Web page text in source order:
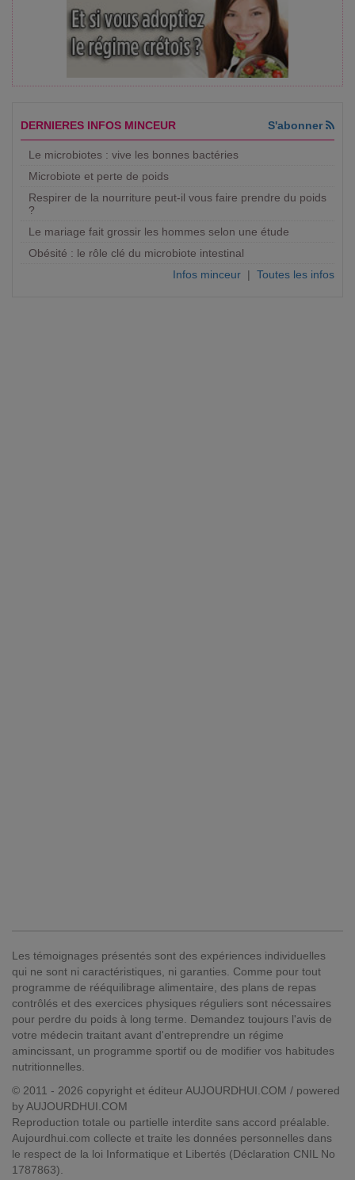
DERNIERES INFOS MINCEUR S'abonner
Le microbiotes : vive les bonnes bactéries
Microbiote et perte de poids
Respirer de la nourriture peut-il vous faire prendre du poids
?
Le mariage fait grossir les hommes selon une étude
Obésité : le rôle clé du microbiote intestinal
Infos minceur | Toutes les infos
Les témoignages présentés sont des expériences individuelles
qui ne sont ni caractéristiques, ni garanties. Comme pour tout
programme de rééquilibrage alimentaire, des plans de repas
contrôlés et des exercices physiques réguliers sont nécessaires
pour perdre du poids à long terme. Demandez toujours l'avis de
votre médecin traitant avant d'entreprendre un régime
amincissant, un programme sportif ou de modifier vos habitudes
nutritionnelles.
© 2011 - 2026 copyright et éditeur AUJOURDHUI.COM / powered
by AUJOURDHUI.COM
Reproduction totale ou partielle interdite sans accord préalable.
Aujourdhui.com collecte et traite les données personnelles dans
le respect de la loi Informatique et Libertés (Déclaration CNIL No
1787863).